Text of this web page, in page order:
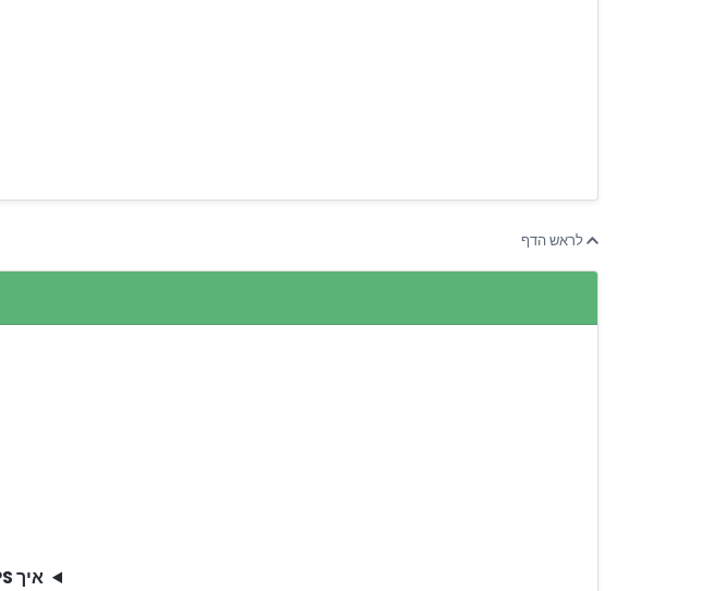
לראש הדף
איך AndroidAPS, iAPS או xDrip+ קולטים את הפחמימות ישירות מ-CarbCam?